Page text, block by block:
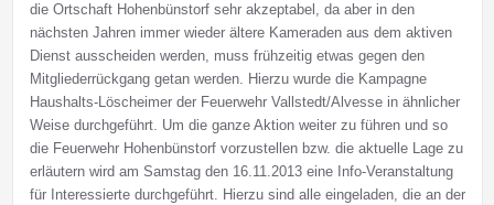
die Ortschaft Hohenbünstorf sehr akzeptabel, da aber in den
nächsten Jahren immer wieder ältere Kameraden aus dem aktiven
Dienst ausscheiden werden, muss frühzeitig etwas gegen den
Mitgliederrückgang getan werden. Hierzu wurde die Kampagne
Haushalts-Löscheimer der Feuerwehr Vallstedt/Alvesse in ähnlicher
Weise durchgeführt. Um die ganze Aktion weiter zu führen und so
die Feuerwehr Hohenbünstorf vorzustellen bzw. die aktuelle Lage zu
erläutern wird am Samstag den 16.11.2013 eine Info-Veranstaltung
für Interessierte durchgeführt. Hierzu sind alle eingeladen, die an der